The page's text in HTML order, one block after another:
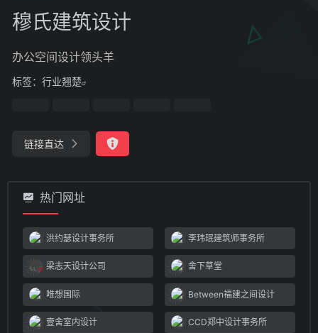
穆氏建筑设计
办公空间设计领头羊
标签： 行业翘楚
链接直达
热门网址
洪约瑟设计事务所 李玮珉建筑师事务所
梁志天设计公司 舍下草堂
唯想国际 Between福建之间设计
壹舍室内设计 CCD郑中设计事务所